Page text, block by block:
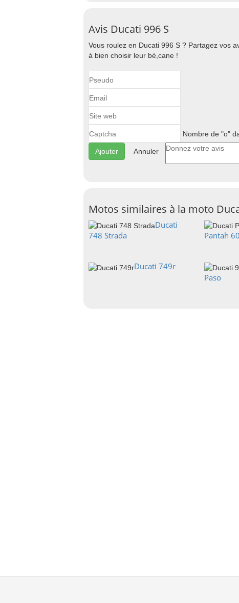
Avis Ducati 996 S
Vous roulez en Ducati 996 S ? Partagez vos
à bien choisir leur bé,cane !
Nombre de "o"
Annuler
Motos similaires à la moto
Ducati
748 Strada
Pantah
Ducati 749r
Paso